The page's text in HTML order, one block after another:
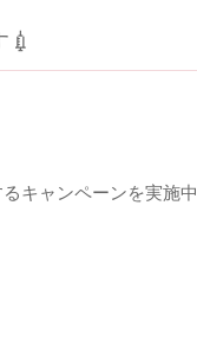
キャンペーンを実施中